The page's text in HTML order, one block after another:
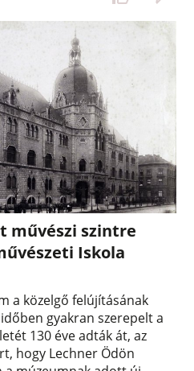
művészi szintre
Iskola
a közelgő felújításának
gyakran szerepelt a
130 éve adták át, az
hogy Lechner Ödön